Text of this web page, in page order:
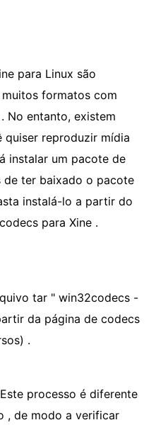
para Linux são
formatos com
No entanto, existem
quiser reproduzir mídia
instalar um pacote de
de ter baixado o pacote
instalá-lo a partir do
para Xine .
tar " win32codecs -
da página de codecs
.
processo é diferente
, de modo a verificar